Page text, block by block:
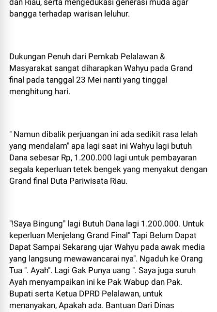
dan Riau, serta mengedukasi generasi muda agar
bangga terhadap warisan leluhur.
Dukungan Penuh dari Pemkab Pelalawan &
Masyarakat sangat diharapkan Wahyu pada Grand
final pada tanggal 23 Mei nanti yang tinggal
menghitung hari.
" Namun dibalik perjuangan ini ada sedikit rasa lelah
yang mendalam" apa lagi saat ini Wahyu lagi butuh
Dana sebesar Rp, 1.200.000 lagi untuk pembayaran
segala keperluan tetek bengek yang menyakut dengan
Grand final Duta Pariwisata Riau.
"!Saya Bingung" lagi Butuh Dana lagi 1.200.000. Untuk
keperluan Menjelang Grand Final" Tapi Belum Dapat
Dapat Sampai Sekarang ujar Wahyu pada awak media
yang langsung mewawancarai nya". Ngaduh ke Orang
Tua ". Ayah". Lagi Gak Punya uang ". Saya juga suruh
Ayah menyampaikan ini ke Pak Wabup dan Pak.
Bupati serta Ketua DPRD Pelalawan, untuk
menanyakan, Apakah ada. Bantuan Dari Dinas